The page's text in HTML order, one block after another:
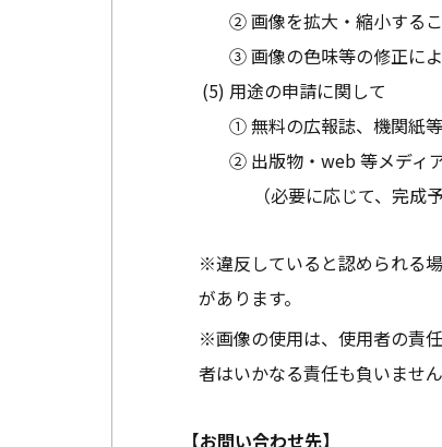
② 画像を拡大・縮小する
③ 画像の色味等の修正に
用途の申請に関して
① 無料の広報誌、機関紙
② 出版物・web 等メディ
（必要に応じて、完成
※違反していると認められる
があります。
※画像の使用は、使用者の責
者はいかなる責任も負いません
【お問い合わせ先】